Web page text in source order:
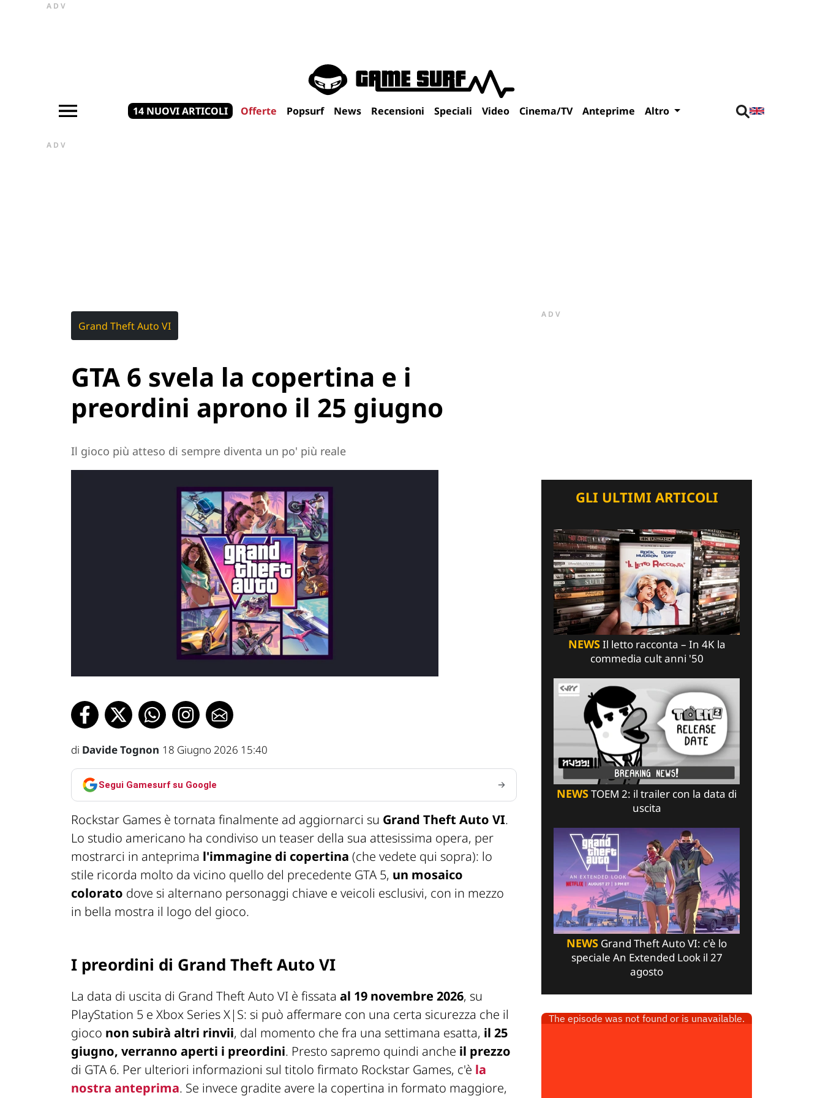
ADV
14 NUOVI ARTICOLI Offerte Popsurf News Recensioni Speciali Video Cinema/TV Anteprime Altro
ADV
Grand Theft Auto VI
GTA 6 svela la copertina e i
preordini aprono il 25 giugno
Il gioco più atteso di sempre diventa un po' più reale
di Davide Tognon 18 Giugno 2026 15:40
Segui Gamesurf su Google
Rockstar Games è tornata finalmente ad aggiornarci su Grand Theft Auto VI.
Lo studio americano ha condiviso un teaser della sua attesissima opera, per
mostrarci in anteprima l'immagine di copertina (che vedete qui sopra): lo
stile ricorda molto da vicino quello del precedente GTA 5, un mosaico
colorato dove si alternano personaggi chiave e veicoli esclusivi, con in mezzo
in bella mostra il logo del gioco.
I preordini di Grand Theft Auto VI
La data di uscita di Grand Theft Auto VI è fissata al 19 novembre 2026, su
PlayStation 5 e Xbox Series X|S: si può affermare con una certa sicurezza che il
gioco non subirà altri rinvii, dal momento che fra una settimana esatta, il 25
giugno, verranno aperti i preordini. Presto sapremo quindi anche il prezzo
di GTA 6. Per ulteriori informazioni sul titolo firmato Rockstar Games, c'è la
nostra anteprima. Se invece gradite avere la copertina in formato maggiore,
ADV
GLI ULTIMI ARTICOLI
NEWSIl letto racconta – In 4K la
commedia cult anni '50
NEWSTOEM 2: il trailer con la data di
uscita
NEWS Grand Theft Auto VI: c'è lo
speciale An Extended Look il 27
agosto